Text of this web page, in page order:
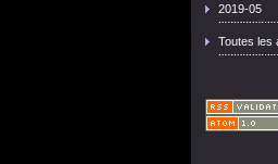
2019-05
Toutes les